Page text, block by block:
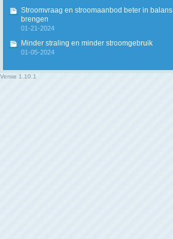
Stroomvraag en stroomaanbod beter in balans
brengen
01-21-2024
Minder straling en minder stroomgebruik
01-05-2024
Versie 1.10.1